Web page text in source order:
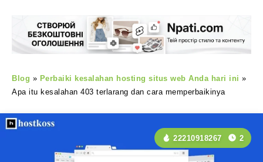
Blog » Perbaiki kesalahan hosting situs web Anda hari ini »
Apa itu kesalahan 403 terlarang dan cara memperbaikinya
22210918267 2